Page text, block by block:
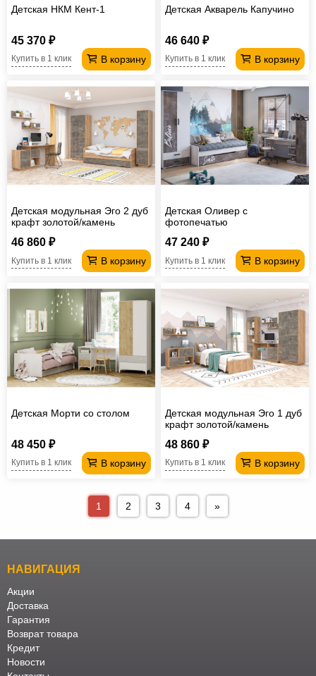
Детская НКМ Кент-1
45 370 ₽
В корзину
Купить в 1 клик
Детская Акварель Капучино
46 640 ₽
В корзину
Купить в 1 клик
Детская модульная Эго 2 дуб
крафт золотой/камень
46 860 ₽
В корзину
Купить в 1 клик
Детская Оливер с
фотопечатью
47 240 ₽
В корзину
Купить в 1 клик
Детская Морти со столом
48 450 ₽
В корзину
Купить в 1 клик
Детская модульная Эго 1 дуб
крафт золотой/камень
48 860 ₽
В корзину
Купить в 1 клик
1 2 3 4 »
НАВИГАЦИЯ
Акции
Доставка
Гарантия
Возврат товара
Кредит
Новости